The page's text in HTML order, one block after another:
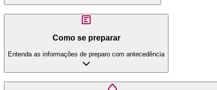
Como se preparar
Entenda as informações de preparo com antecedência